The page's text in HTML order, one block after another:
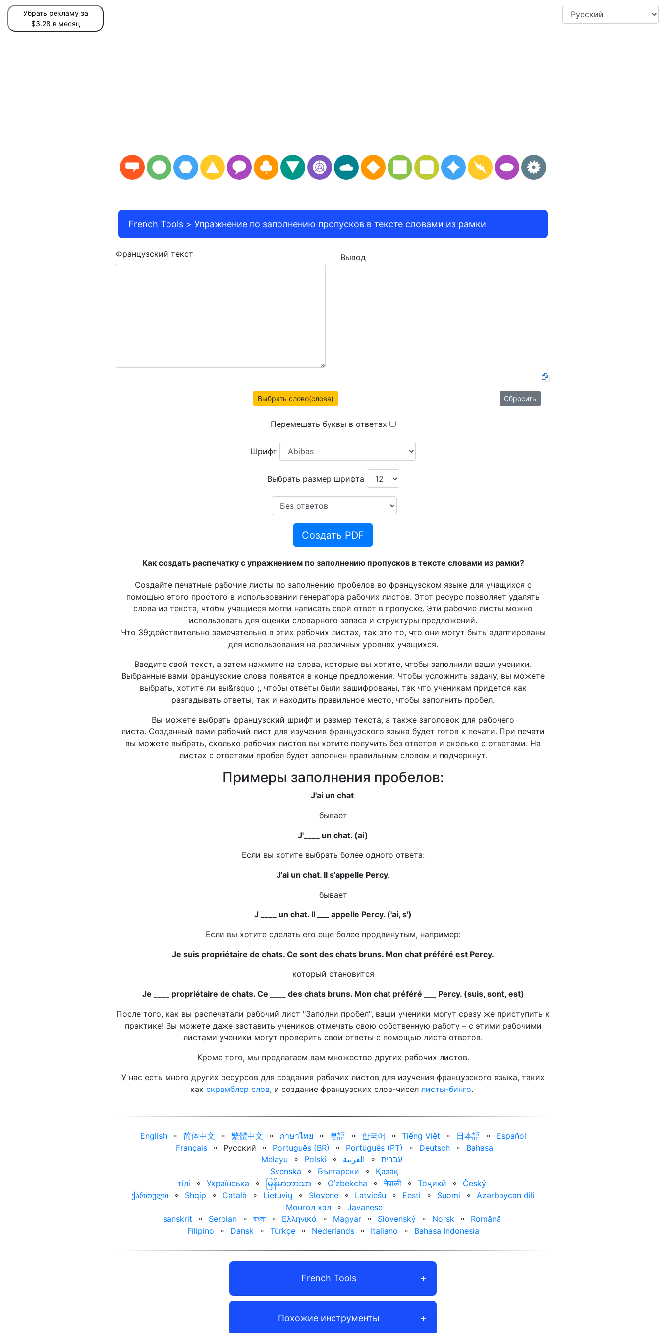
Убрать рекламу за
$3.28 в месяц
French Tools Упражнение по заполнению пропусков в тексте словами из рамки
Французский текст Вывод
Выбрать слово(слова) Сбросить
Перемешать буквы в ответах
Шрифт
Выбрать размер шрифта
Создать PDF
Как создать распечатку с упражнением по заполнению пропусков в тексте словами из рамки?
Создайте печатные рабочие листы по заполнению пробелов во французском языке для учащихся с
помощью этого простого в использовании генератора рабочих листов. Этот ресурс позволяет удалять
слова из текста, чтобы учащиеся могли написать свой ответ в пропуске. Эти рабочие листы можно
использовать для оценки словарного запаса и структуры предложений.
Что 39;действительно замечательно в этих рабочих листах, так это то, что они могут быть адаптированы
для использования на различных уровнях учащихся.
Введите свой текст, а затем нажмите на слова, которые вы хотите, чтобы заполнили ваши ученики.
Выбранные вами французские слова появятся в конце предложения. Чтобы усложнить задачу, вы можете
выбрать, хотите ли вы&rsquo ;, чтобы ответы были зашифрованы, так что ученикам придется как
разгадывать ответы, так и находить правильное место, чтобы заполнить пробел.
Вы можете выбрать французский шрифт и размер текста, а также заголовок для рабочего
листа. Созданный вами рабочий лист для изучения французского языка будет готов к печати. При печати
вы можете выбрать, сколько рабочих листов вы хотите получить без ответов и сколько с ответами. На
листах с ответами пробел будет заполнен правильным словом и подчеркнут.
Примеры заполнения пробелов:
J'ai un chat
бывает
J'____ un chat. (ai)
Если вы хотите выбрать более одного ответа:
J'ai un chat. Il s'appelle Percy.
бывает
J ____ un chat. Il ___ appelle Percy. ('ai, s')
Если вы хотите сделать его еще более продвинутым, например:
Je suis propriétaire de chats. Ce sont des chats bruns. Mon chat préféré est Percy.
который становится
Je ____ propriétaire de chats. Ce ____ des chats bruns. Mon chat préféré ___ Percy. (suis, sont, est)
После того, как вы распечатали рабочий лист "Заполни пробел", ваши ученики могут сразу же приступить к
практике! Вы можете даже заставить учеников отмечать свою собственную работу – с этими рабочими
листами ученики могут проверить свои ответы с помощью листа ответов.
Кроме того, мы предлагаем вам множество других рабочих листов.
У нас есть много других ресурсов для создания рабочих листов для изучения французского языка, таких
как скрамблер слов, и создание французских слов-чисел листы-бинго.
English ⚬ 简体中文 ⚬ 繁體中文 ⚬ ภาษาไทย ⚬ 粵語 ⚬ 한국어 ⚬ Tiếng Việt ⚬ 日本語 ⚬
Español
Français
⚬ Русский ⚬ Português (BR) ⚬ Português (PT) ⚬ Deutsch ⚬
Bahasa
Melayu
⚬ Polski ⚬ العربية‏ ⚬
עברית‏
Svenska
⚬ Български ⚬
Қазақ
тілі
⚬ Українська ⚬ မြန်မာဘာသာ ⚬ Oʻzbekcha ⚬ नेपाली ⚬ Тоҷикӣ ⚬
Český
ქართული
⚬ Shqip ⚬ Català ⚬ Lietuvių ⚬ Slovene ⚬ Latviešu ⚬ Eesti ⚬ Suomi ⚬
Azərbaycan dili
Монгол хэл
⚬
Javanese
sanskrit
⚬ Serbian ⚬ বাংলা ⚬ Ελληνικά ⚬ Magyar ⚬ Slovenský ⚬ Norsk ⚬
Română
Filipino
⚬ Dansk ⚬ Türkçe ⚬ Nederlands ⚬ Italiano ⚬ Bahasa Indonesia
French Tools
Похожие инструменты